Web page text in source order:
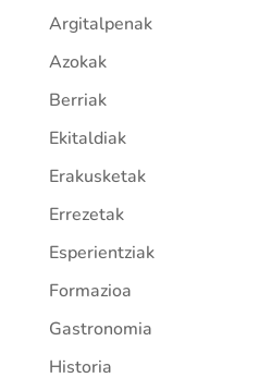
Argitalpenak
Azokak
Berriak
Ekitaldiak
Erakusketak
Errezetak
Esperientziak
Formazioa
Gastronomia
Historia